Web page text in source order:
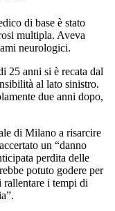
di base è stato
multipla. Aveva
neurologici.
25 anni si è recata dal
al lato sinistro.
due anni dopo,
di Milano a risarcire
un “danno
perdita delle
potuto godere per
rallentare i tempi di